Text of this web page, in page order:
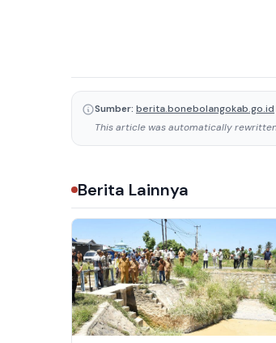
Sumber: berita.bonebolangokab.go.id
This article was automatically
Berita Lainnya